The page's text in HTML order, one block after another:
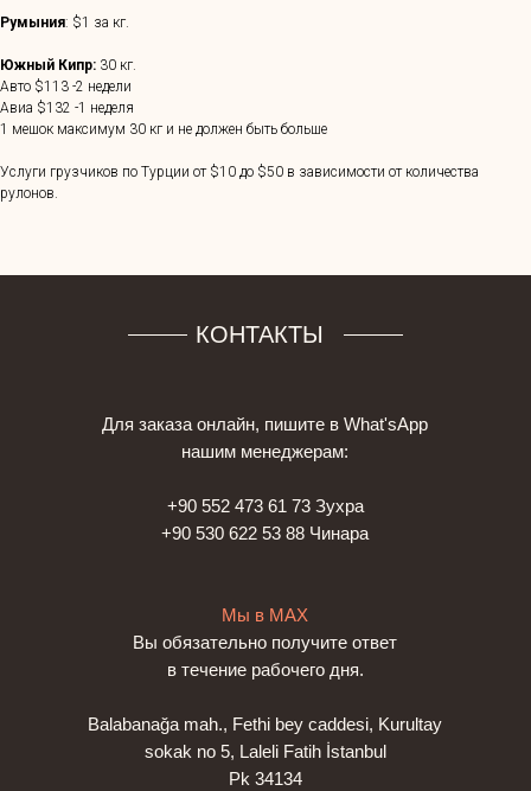
Румыния: $1 за кг.
Южный Кипр: 30 кг.
Авто $113 -2 недели
Авиа $132 -1 неделя
1 мешок максимум 30 кг и не должен быть больше
Услуги грузчиков по Турции от $10 до $50 в зависимости от количества
рулонов.
КОНТАКТЫ
Для заказа онлайн, пишите в What'sApp
нашим менеджерам:
+90 552 473 61 73 Зухра
+90 530 622 53 88 Чинара
Мы в МАХ
Вы обязательно получите ответ
в течение рабочего дня.
Balabanağa mah., Fethi bey caddesi, Kurultay
sokak no 5, Laleli Fatih İstanbul
Pk 34134